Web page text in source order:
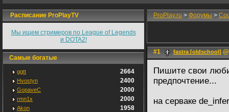
Расписание ProPlayTV
Мы ищем стримеров по League of Legends
и DOTA2!
Самые богатые
ggtt 2664
Hvostyn 2400
GopaveC 2000
rmn1x 2000
Akon 1958
ProPlay.ru > Форумы >
#1 fastra [oldschool]
Пишите свои
предпочтение...
на серваке